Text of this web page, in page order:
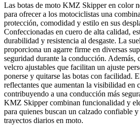
Las botas de moto KMZ Skipper en color
para ofrecer a los motociclistas una
protección, comodidad y estilo en sus
Confeccionadas en cuero de alta calidad,
durabilidad y resistencia al desgaste. La
proporciona un agarre firme en diversas
seguridad durante la conducción. Además,
velcro ajustables que facilitan un ajuste
ponerse y quitarse las botas con facilidad.
reflectantes que aumentan la visibilidad en
contribuyendo a una conducción más
KMZ Skipper combinan funcionalidad y
para quienes buscan un calzado confiable
trayectos diarios en moto.